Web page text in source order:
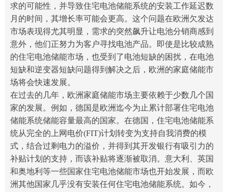
求的可能性，并导致住宅电池储能系统的安装工作延迟数
月的时间，其增长率可能会更高。这个问题在欧洲欠发达
市场表现得尤其明显，需求的突然飙升让电池分销商感到
意外，他们正努力为客户寻找电池产品。即使是比较成熟
的住宅电池储能市场，也受到了电池短缺的困扰，在电池
短缺和逆变器短缺问题得到解决之后，欧洲的家庭储能市
场将会快速发展。
在过去的几年，欧洲 家庭储能市场主要依赖于少数几个国
家的发展。例如，德国是欧洲迄今为止累计部署住宅电池
储能系统储能容量最高的国家。在德国，住宅电池储能系
统从完全的上网电价(FIT)计划转变为支持自我消费的模
式，结合过剩电力的溢价，并得到其开发银行有吸引力的
补贴计划的支持，而该补贴将逐渐被取消。意大利、英国
和奥地利等一些国家住宅电池储能市场也开始发展，而欧
洲其他国家几乎没有安装任何住宅电池储能系统。如今，